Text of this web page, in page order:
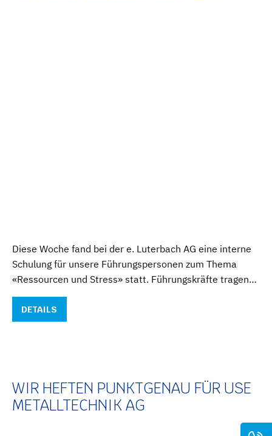
Diese Woche fand bei der e. Luterbach AG eine interne
Schulung für unsere Führungspersonen zum Thema
«Ressourcen und Stress» statt. Führungskräfte tragen…
DETAILS
WIR HEFTEN PUNKTGENAU FÜR USE
METALLTECHNIK AG